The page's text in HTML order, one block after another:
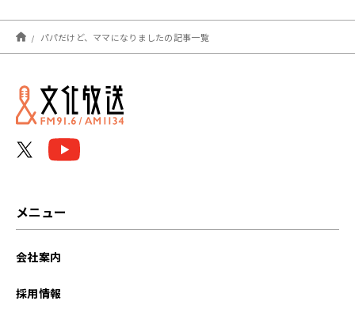
2023年11月
パパだけど、ママになりましたの記事一覧
メニュー
会社案内
採用情報